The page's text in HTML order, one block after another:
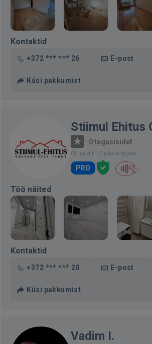
Kontaktid
+372 *** *** 26 E-post
Küsi pakkumist
Stiimul Ehitus
· 0 tagasisidet
Oli saidil: 12 päeva tagasi
PRO
Töö näited
Kontaktid
+372 *** *** 20 E-post
Küsi pakkumist
Vadim I.